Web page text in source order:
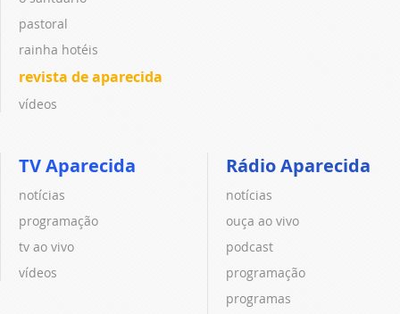
pastoral
rainha hotéis
revista de aparecida
vídeos
TV Aparecida
notícias
programação
tv ao vivo
vídeos
Rádio Aparecida
notícias
ouça ao vivo
podcast
programação
programas